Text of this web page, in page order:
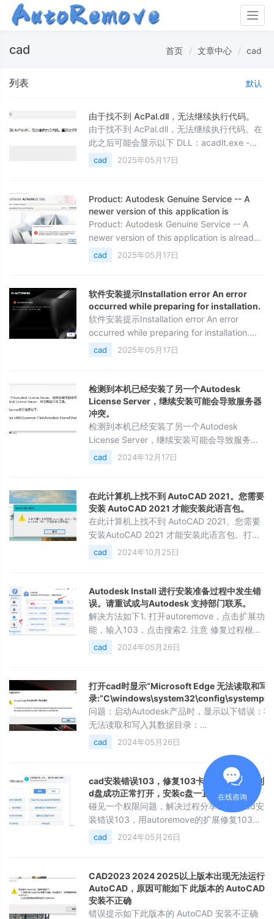
cad 首页 文章中心 cad
列表 默认
由于找不到 AcPal.dll，无法继续执行代码。
由于找不到 AcPal.dll，无法继续执行代码。在
此之后可能会显示以下 DLL：acadlt.exe -
System Error The code execution cannot
proceed because AcPal.dll was not
problem.
cad 2025年05月17日
Product: Autodesk Genuine Service -- A
newer version of this application is
Product: Autodesk Genuine Service -- A
newer version of this application is already
installed on this computer. If you wish to
install this version, please uninstall the
cad 2025年05月17日
软件安装提示Installation error An error
occurred while preparing for installation.
软件安装提示Installation error An error
occurred while preparing for installation.使
用autoremove清理之后点击扩展里103按钮，
如果还是不行这里下安装包重新安装
autoremove，点击扩展功能，输入103，点击
搜索2. 注意 修复过程根据情况可
cad 2025年05月17日
检测到本机已经安装了另一个Autodesk
License Server，继续安装可能会导致服务器
冲突。
检测到本机已经安装了另一个Autodesk
License Server，继续安装可能会导致服务器
冲突。清先卸载其他版本的Autodesk License
Server，然后再运行本工具。另一个Autodesk
位置:C:Program Files (x86)\Common
Files\Autodesk Shared\Network L
cad 2024年12月17日
在此计算机上找不到 AutoCAD 2021。您需要
安装 AutoCAD 2021 才能安装此语言包。
在此计算机上找不到 AutoCAD 2021。您需要
安装AutoCAD 2021 才能安装此语言包。打开
autoremove选择 cad跟版本点击清理
cad 2024年10月25日
Autodesk Install 进行安装准备过程中发生错
误。请重试或与Autodesk 支持部门联系。
解决方法如下1. 打开autoremove，点击扩展功
能，输入103，点击搜索2. 注意 修复过程根据
情况可能会很慢3. 等待提示修复成功，再尝试
重新安装软件。
cad 2024年05月26日
打开cad时显示“Microsoft Edge 无法读取和写
录
问题：启动Autodesk产品时，显示以下错误：
无法读取和写入其数据目录：
2023\R24, 2\chs\Webview211\EBWebView注
cad 2024年05月26日
cad安装错误103，修复103卡在最后。安装到
d盘成功正常打开，安装c盘一直正在加载
碰见一个权限问题，解决过程分享出来1.cad安
装错误103，用autoremove的扩展修复103卡
在最后。2.安装到d盘成功正常打开，安装c盘
一直正在加载3.用扩展功能里的system权限运
无法创建数据目录Microsoft Edge 无法读取和
写入其数据目录
C\windows\system32\config\systemprofile
cad 2024年05月26日
CAD2023 2024 2025以上版本出现无法运行
AutoCAD，原因可能如下 此版本的 AutoCAD
安装不正确
错误提示如下此版本的 AutoCAD 安装不正确
在线咨询